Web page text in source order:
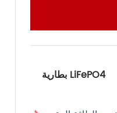
بطارية LiFePO4